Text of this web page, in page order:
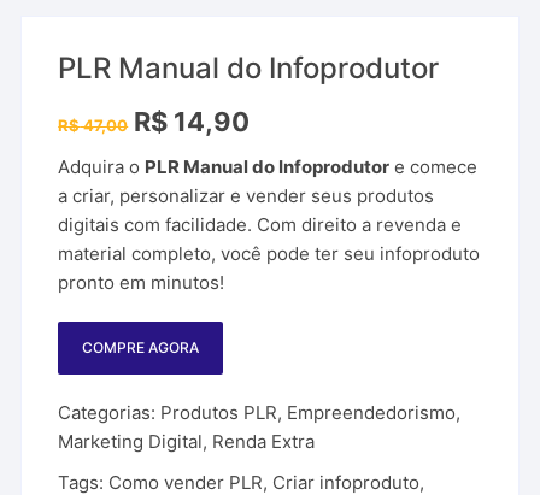
PLR Manual do Infoprodutor
R$47,00 O
preço
era:
R$ 47,00.
R$ 14,90
é:
R$ 14,90.
Adquira o PLR Manual do Infoprodutor e comece
a criar, personalizar e vender seus produtos
digitais com facilidade. Com direito a revenda e
material completo, você pode ter seu infoproduto
pronto em minutos!
COMPRE AGORA
Categorias: Produtos PLR, Empreendedorismo,
Marketing Digital, Renda Extra
Tags: Como vender PLR, Criar infoproduto,